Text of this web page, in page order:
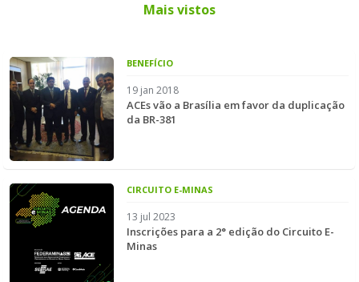
Mais vistos
BENEFÍCIO
19 jan 2018
ACEs vão a Brasília em favor da duplicação
da BR-381
CIRCUITO E-MINAS
13 jul 2023
Inscrições para a 2° edição do Circuito E-
Minas